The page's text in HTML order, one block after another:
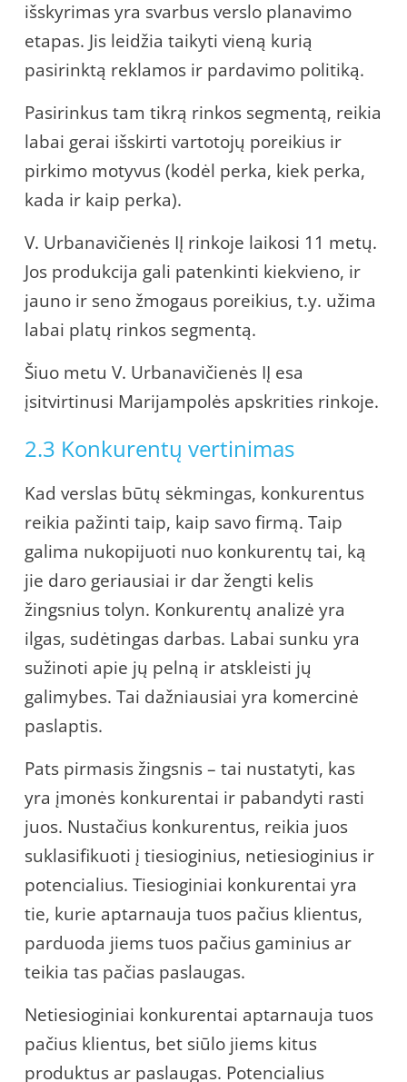
išskyrimas yra svarbus verslo planavimo
etapas. Jis leidžia taikyti vieną kurią
pasirinktą reklamos ir pardavimo politiką.
Pasirinkus tam tikrą rinkos segmentą, reikia
labai gerai išskirti vartotojų poreikius ir
pirkimo motyvus (kodėl perka, kiek perka,
kada ir kaip perka).
V. Urbanavičienės IĮ rinkoje laikosi 11 metų.
Jos produkcija gali patenkinti kiekvieno, ir
jauno ir seno žmogaus poreikius, t.y. užima
labai platų rinkos segmentą.
Šiuo metu V. Urbanavičienės IĮ esa
įsitvirtinusi Marijampolės apskrities rinkoje.
2.3 Konkurentų vertinimas
Kad verslas būtų sėkmingas, konkurentus
reikia pažinti taip, kaip savo firmą. Taip
galima nukopijuoti nuo konkurentų tai, ką
jie daro geriausiai ir dar žengti kelis
žingsnius tolyn. Konkurentų analizė yra
ilgas, sudėtingas darbas. Labai sunku yra
sužinoti apie jų pelną ir atskleisti jų
galimybes. Tai dažniausiai yra komercinė
paslaptis.
Pats pirmasis žingsnis – tai nustatyti, kas
yra įmonės konkurentai ir pabandyti rasti
juos. Nustačius konkurentus, reikia juos
suklasifikuoti į tiesioginius, netiesioginius ir
potencialius. Tiesioginiai konkurentai yra
tie, kurie aptarnauja tuos pačius klientus,
parduoda jiems tuos pačius gaminius ar
teikia tas pačias paslaugas.
Netiesioginiai konkurentai aptarnauja tuos
pačius klientus, bet siūlo jiems kitus
produktus ar paslaugas. Potencialius